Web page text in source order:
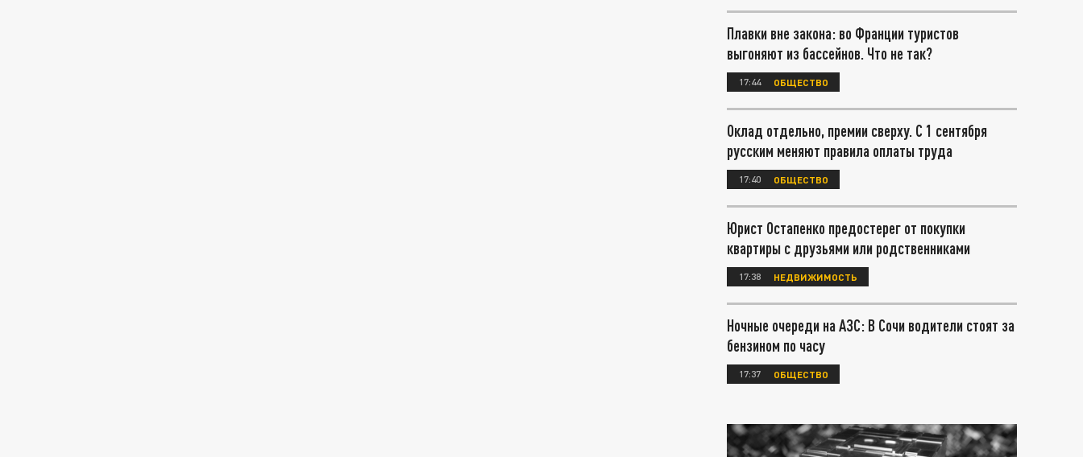
Плавки вне закона: во Франции туристов
выгоняют из бассейнов. Что не так?
17:44 ОБЩЕСТВО
Оклад отдельно, премии сверху. С 1 сентября
русским меняют правила оплаты труда
17:40 ОБЩЕСТВО
Юрист Остапенко предостерег от покупки
квартиры с друзьями или родственниками
17:38 НЕДВИЖИМОСТЬ
Ночные очереди на АЗС: В Сочи водители стоят за
бензином по часу
17:37 ОБЩЕСТВО